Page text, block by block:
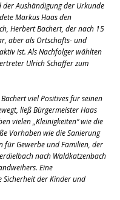
Aushändigung der Urkunde
Markus Haas den
Herbert Bachert, der nach 15
aber als Ortschafts- und
ist. Als Nachfolger wählten
Ulrich Schaffer zum
viel Positives für seinen
ließ Bürgermeister Haas
vielen „Kleinigkeiten“ wie die
Vorhaben wie die Sanierung
für Gewerbe und Familien, der
nach Waldkatzenbach
Eine
Sicherheit der Kinder und